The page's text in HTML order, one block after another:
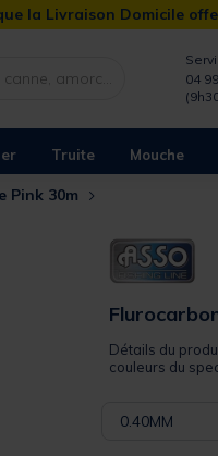
la Livraison Domicile
04
Truite Mouche
Pink 30m
Détails du
couleurs du
0.40MM